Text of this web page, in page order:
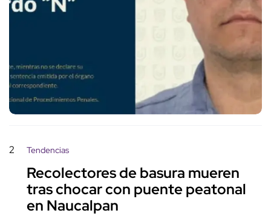
2 Tendencias
Recolectores de basura mueren
tras chocar con puente peatonal
en Naucalpan